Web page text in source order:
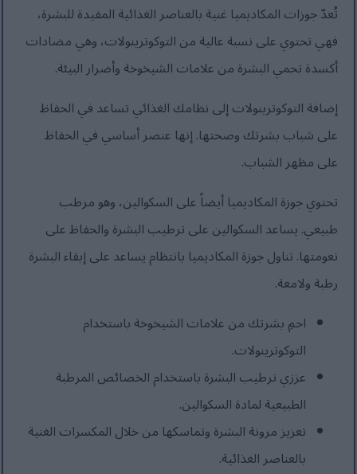
تُعدّ جوزات المكاديميا غنية بالعناصر الغذائية المفيدة للبشرة،
فهي تحتوي على نسبة عالية من التوكوترينولات، وهي مضادات
أكسدة تحمي البشرة من علامات الشيخوخة وأضرار البيئة.
إضافة التوكوترينولات إلى نظامك الغذائي تساعد في الحفاظ
على شباب بشرتك وصحتها. إنها عنصر أساسي في الحفاظ
على مظهر الشباب.
تحتوي جوزة المكاديميا أيضاً على السكوالين، وهو مرطب
طبيعي. يساعد السكوالين على ترطيب البشرة والحفاظ على
نعومتها. تناول جوزة المكاديميا بانتظام يساعد على إبقاء البشرة
رطبة ولامعة.
احمِ بشرتك من علامات الشيخوخة باستخدام
التوكوترينولات.
عززي ترطيب البشرة باستخدام الخصائص المرطبة
الطبيعية لمادة السكوالين.
تعزيز مرونة البشرة وتماسكها من خلال المكسرات الغنية
بالعناصر الغذائية.